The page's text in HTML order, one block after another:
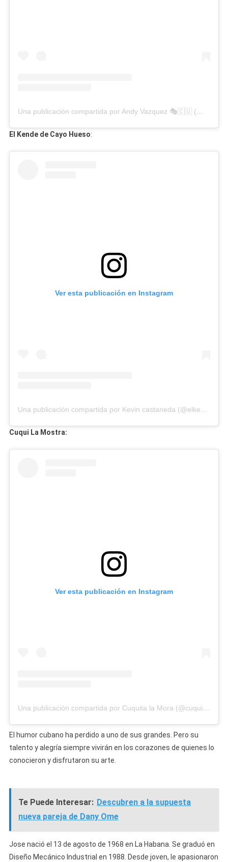
Una publicación compartida por Andy Vazquez 🎭🇨🇺 (@andyvazquezofficial)
El Kende de Cayo Hueso:
Ver esta publicación en Instagram
Una publicación compartida por Kevin castaneda (@elkendedecayohueso)
Cuqui La Mostra:
Ver esta publicación en Instagram
Una publicación compartida por Cuquita la Mora (@cuquilamostra)
El humor cubano ha perdido a uno de sus grandes. Pero su
talento y alegría siempre vivirán en los corazones de quienes lo
conocieron y disfrutaron su arte.
Te Puede Interesar: Descubren a la supuesta
nueva pareja de Dany Ome
Jose nació el 13 de agosto de 1968 en La Habana. Se graduó en
Diseño Mecánico Industrial en 1988. Desde joven, le apasionaron